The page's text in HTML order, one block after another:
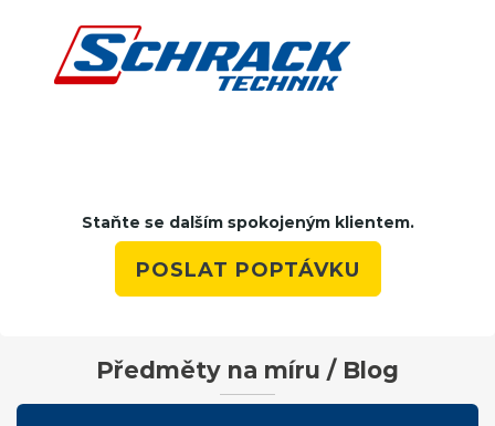
Staňte se dalším spokojeným klientem.
POSLAT POPTÁVKU
Předměty na míru / Blog